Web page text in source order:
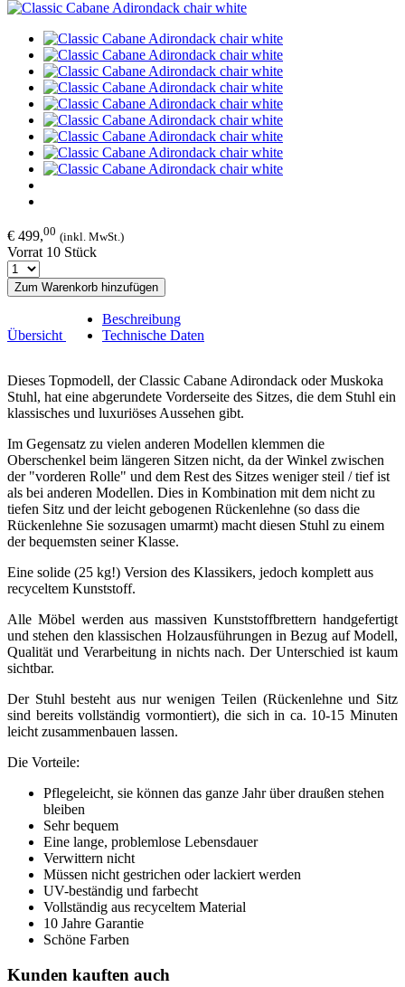
€ 499,00 (inkl. MwSt.)
Vorrat 10 Stück
Zum Warenkorb hinzufügen
Übersicht
Beschreibung
Technische Daten
Dieses Topmodell, der Classic Cabane Adirondack oder Muskoka
Stuhl, hat eine abgerundete Vorderseite des Sitzes, die dem Stuhl ein
klassisches und luxuriöses Aussehen gibt.
Im Gegensatz zu vielen anderen Modellen klemmen die
Oberschenkel beim längeren Sitzen nicht, da der Winkel zwischen
der "vorderen Rolle" und dem Rest des Sitzes weniger steil / tief ist
als bei anderen Modellen. Dies in Kombination mit dem nicht zu
tiefen Sitz und der leicht gebogenen Rückenlehne (so dass die
Rückenlehne Sie sozusagen umarmt) macht diesen Stuhl zu einem
der bequemsten seiner Klasse.
Eine solide (25 kg!) Version des Klassikers, jedoch komplett aus
recyceltem Kunststoff.
Alle Möbel werden aus massiven Kunststoffbrettern handgefertigt
und stehen den klassischen Holzausführungen in Bezug auf Modell,
Qualität und Verarbeitung in nichts nach. Der Unterschied ist kaum
sichtbar.
Der Stuhl besteht aus nur wenigen Teilen (Rückenlehne und Sitz
sind bereits vollständig vormontiert), die sich in ca. 10-15 Minuten
leicht zusammenbauen lassen.
Die Vorteile:
Pflegeleicht, sie können das ganze Jahr über draußen stehen
bleiben
Sehr bequem
Eine lange, problemlose Lebensdauer
Verwittern nicht
Müssen nicht gestrichen oder lackiert werden
UV-beständig und farbecht
Vollständig aus recyceltem Material
10 Jahre Garantie
Schöne Farben
Kunden kauften auch